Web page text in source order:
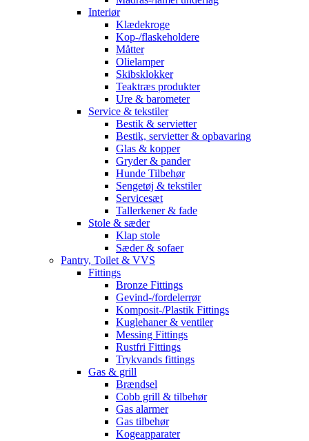
Interiør
Klædekroge
Kop-/flaskeholdere
Måtter
Olielamper
Skibsklokker
Teaktræs produkter
Ure & barometer
Service & tekstiler
Bestik & servietter
Bestik, servietter & opbavaring
Glas & kopper
Gryder & pander
Hunde Tilbehør
Sengetøj & tekstiler
Servicesæt
Tallerkener & fade
Stole & sæder
Klap stole
Sæder & sofaer
Pantry, Toilet & VVS
Fittings
Bronze Fittings
Gevind-/fordelerrør
Komposit-/Plastik Fittings
Kuglehaner & ventiler
Messing Fittings
Rustfri Fittings
Trykvands fittings
Gas & grill
Brændsel
Cobb grill & tilbehør
Gas alarmer
Gas tilbehør
Kogeapparater